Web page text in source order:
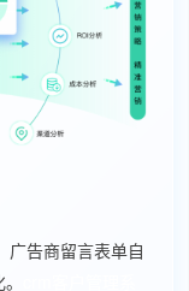
广告商留言表单自